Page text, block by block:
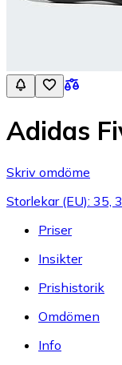
Adidas
Skriv omdöme
Storlekar (EU): 35,
Priser
Insikter
Prishistorik
Omdömen
Info